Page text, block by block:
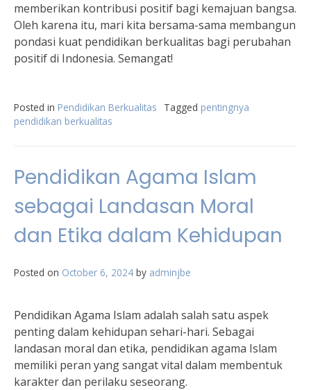
memberikan kontribusi positif bagi kemajuan bangsa.
Oleh karena itu, mari kita bersama-sama membangun
pondasi kuat pendidikan berkualitas bagi perubahan
positif di Indonesia. Semangat!
Posted in Pendidikan Berkualitas Tagged pentingnya
pendidikan berkualitas
Pendidikan Agama Islam
sebagai Landasan Moral
dan Etika dalam Kehidupan
Posted on October 6, 2024 by adminjbe
Pendidikan Agama Islam adalah salah satu aspek
penting dalam kehidupan sehari-hari. Sebagai
landasan moral dan etika, pendidikan agama Islam
memiliki peran yang sangat vital dalam membentuk
karakter dan perilaku seseorang.